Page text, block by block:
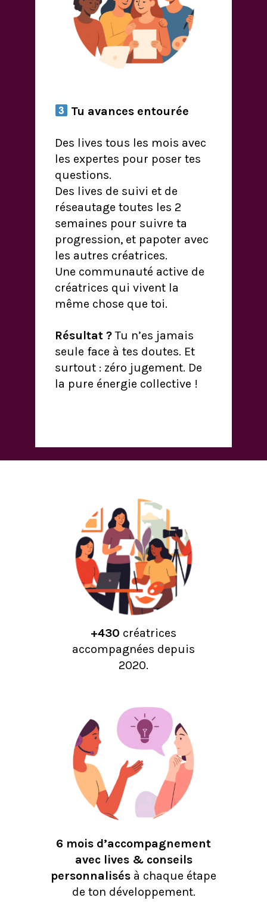
Tu avances entourée
Des lives tous les mois avec
les expertes pour poser tes
questions.
Des lives de suivi et de
réseautage toutes les 2
semaines pour suivre ta
progression, et papoter avec
les autres créatrices.
Une communauté active de
créatrices qui vivent la
même chose que toi.
Résultat ?Tu n’es jamais
seule face à tes doutes. Et
surtout : zéro jugement. De
la pure énergie collective !
+430 créatrices
accompagnées depuis
2020.
6 mois d’accompagnement
avec lives & conseils
personnalisés à chaque étape
de ton développement.